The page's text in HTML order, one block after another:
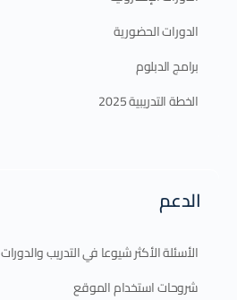
الدورات الحضورية
برامج الدبلوم
الخطة التدريبية 2025
الدعم
الأسئلة الأكثر شيوعا في التدريب والدورات
شروحات استخدام الموقع